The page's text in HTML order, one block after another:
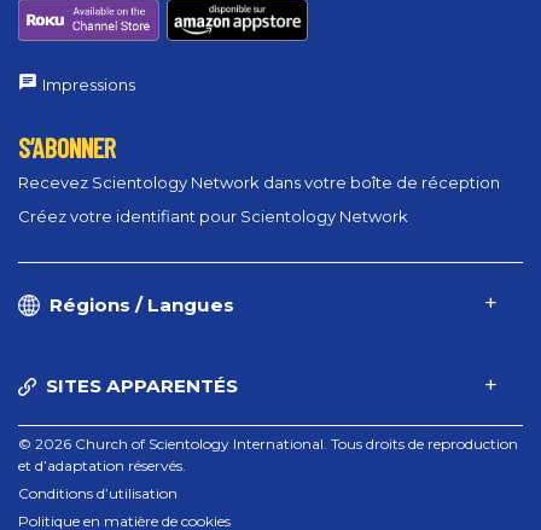
Impressions
S’ABONNER
Recevez Scientology Network dans votre boîte de réception
Créez votre identifiant pour Scientology Network
Régions / Langues
SITES APPARENTÉS
© 2026 Church of Scientology International. Tous droits de reproduction
et d’adaptation réservés.
Conditions d’utilisation
Politique en matière de cookies